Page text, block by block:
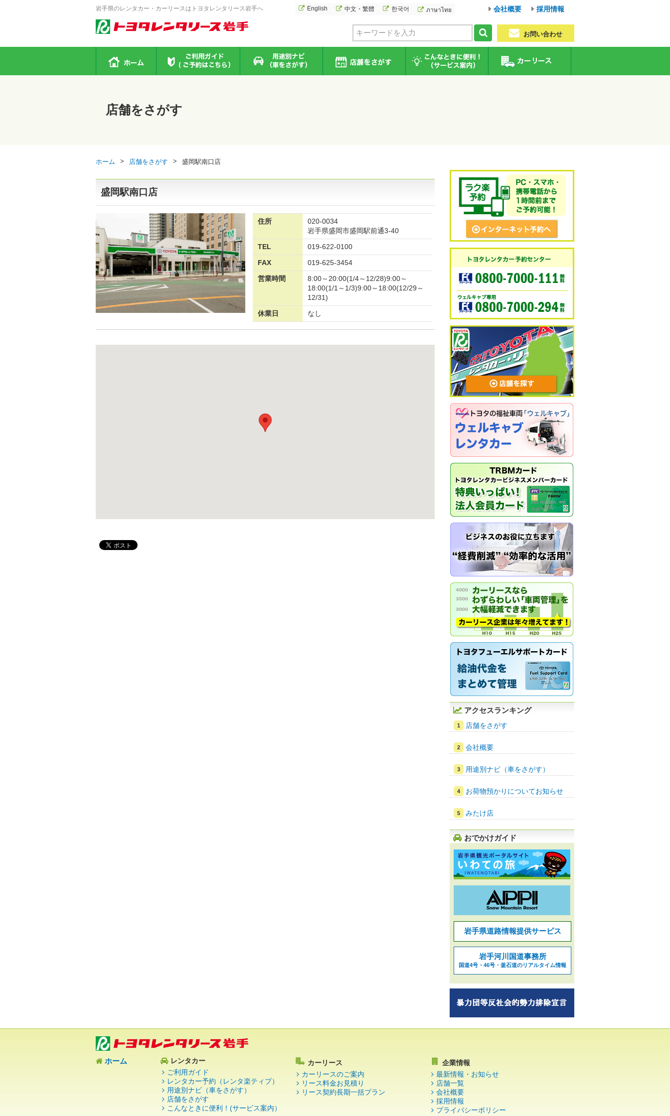
岩手県のレンタカー・カーリースはトヨタレンタリース岩手へ English 中文・繁體 한국어 ภาษาไทย 会社概要 採用情報
お問い合わせ
店舗をさがす
ホーム > 店舗をさがす > 盛岡駅南口店
盛岡駅南口店
住所
020-0034
岩手県盛岡市盛岡駅前通3-40
TEL
019-622-0100
FAX
019-625-3454
営業時間
8:00～20:00(1/4～12/28)9:00～
18:00(1/1～1/3)9:00～18:00(12/29～
12/31)
休業日
なし
アクセスランキング
店舗をさがす
会社概要
用途別ナビ（車をさがす）
お荷物預かりについてお知らせ
みたけ店
おでかけガイド
岩手県道路情報提供サービス
岩手河川国道事務所
国道4号・46号・釜石道のリアルタイム情報
ホーム
レンタカー
ご利用ガイド
レンタカー予約（レンタ楽ティブ）
用途別ナビ（車をさがす）
店舗をさがす
こんなときに便利！(サービス案内）
カーリース
カーリースのご案内
リース料金お見積り
リース契約長期一括プラン
企業情報
最新情報・お知らせ
店舗一覧
会社概要
採用情報
プライバシーポリシー